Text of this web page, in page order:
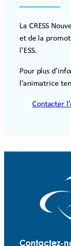
La CRESS
et de la
l’ESS.
Pour plus
l’animatrice
Contacter
Contactez-